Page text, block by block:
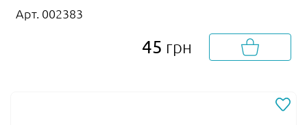
Арт. 002383
45 грн